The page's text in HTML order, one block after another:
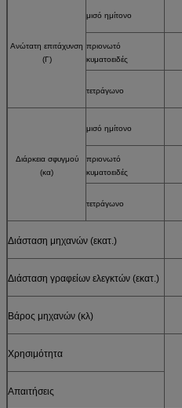
Ανώτατη επιτάχυνση
(Γ)
μισό ημίτονο
πριονωτό
κυματοειδές
τετράγωνο
Διάρκεια σφυγμού
(κα)
μισό ημίτονο
πριονωτό
κυματοειδές
τετράγωνο
Διάσταση μηχανών (εκατ.)
Διάσταση γραφείων ελεγκτών (εκατ.)
Βάρος μηχανών (κλ)
Χρησιμότητα
Απαιτήσεις